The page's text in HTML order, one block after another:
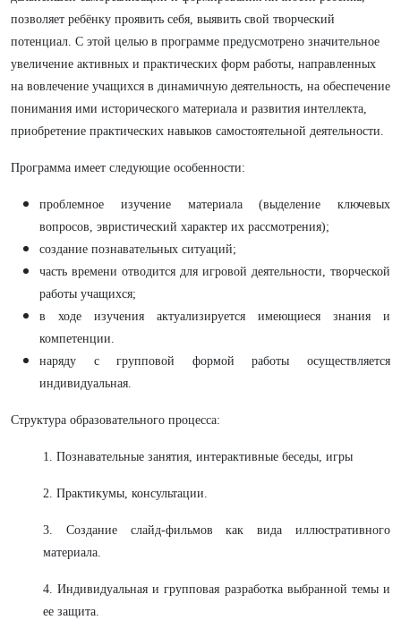
позволяет ребёнку проявить себя, выявить свой творческий
потенциал. С этой целью в программе предусмотрено значительное
увеличение активных и практических форм работы, направленных
на вовлечение учащихся в динамичную деятельность, на обеспечение
понимания ими исторического материала и развития интеллекта,
приобретение практических навыков самостоятельной деятельности.
Программа имеет следующие особенности:
проблемное изучение материала (выделение ключевых
вопросов, эвристический характер их рассмотрения);
создание познавательных ситуаций;
часть времени отводится для игровой деятельности, творческой
работы учащихся;
в ходе изучения актуализируется имеющиеся знания и
компетенции.
наряду с групповой формой работы осуществляется
индивидуальная.
Структура образовательного процесса:
1. Познавательные занятия, интерактивные беседы, игры
2. Практикумы, консультации.
3. Создание слайд-фильмов как вида иллюстративного
материала.
4. Индивидуальная и групповая разработка выбранной темы и
ее защита.